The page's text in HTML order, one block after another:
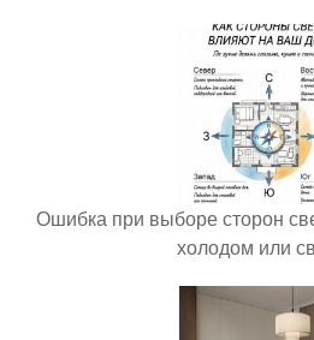
Ошибка при выборе сторон
холодом или